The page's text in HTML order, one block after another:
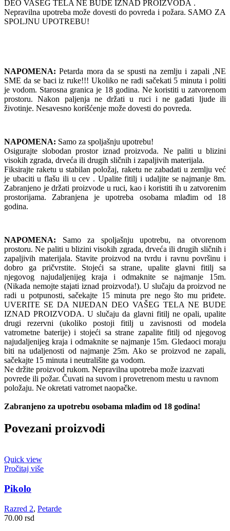
DEO VAŠEG TELA NE BUDE IZNAD PROIZVODA .
Nepravilna upotreba može dovesti do povreda i požara. SAMO ZA
SPOLJNU UPOTREBU!
NAPOMENA: Petarda mora da se spusti na zemlju i zapali ,NE
SME da se baci iz ruke!!! Ukoliko ne radi sačekati 5 minuta i politi
je vodom. Starosna granica je 18 godina. Ne koristiti u zatvorenom
prostoru. Nakon paljenja ne držati u ruci i ne gađati ljude ili
životinje. Nesavesno korišćenje može dovesti do povreda.
NAPOMENA: Samo za spoljašnju upotrebu!
Osigurajte slobodan prostor iznad proizvoda. Ne paliti u blizini
visokih zgrada, drveća ili drugih sličnih i zapaljivih materijala.
Fiksirajte raketu u stabilan položaj, raketu ne zabadati u zemlju već
je ubaciti u flašu ili u cev . Upalite fitilj i udaljite se najmanje 8m.
Zabranjeno je držati proizvode u ruci, kao i koristiti ih u zatvorenim
prostorijama. Zabranjena je upotreba osobama mlađim od 18
godina.
NAPOMENA: Samo za spoljašnju upotrebu, na otvorenom
prostoru. Ne paliti u blizini visokih zgrada, drveća ili drugih sličnih i
zapaljivih materijala. Stavite proizvod na tvrdu i ravnu površinu i
dobro ga pričvrstite. Stojeći sa strane, upalite glavni fitilj sa
njegovog najudaljenijeg kraja i odmaknite se najmanje 15m.
(Nikada nemojte stajati iznad proizvoda!). U slučaju da proizvod ne
radi u potpunosti, sačekajte 15 minuta pre nego što mu priđete.
UVERITE SE DA NIJEDAN DEO VAŠEG TELA NE BUDE
IZNAD PROIZVODA. U slučaju da glavni fitilj ne opali, upalite
drugi rezervni (ukoliko postoji fitilj u zavisnosti od modela
vatrometne baterije) i stojeći sa strane zapalite fitilj od njegovog
najudaljenijeg kraja i odmaknite se najmanje 15m. Gledaoci moraju
biti na udaljenosti od najmanje 25m. Ako se proizvod ne zapali,
sačekajte 15 minuta i neutrališite ga vodom.
Ne držite proizvod rukom. Nepravilna upotreba može izazvati
povrede ili požar. Čuvati na suvom i provetrenom mestu u ravnom
položaju. Ne okretati vatromet naopačke.
Zabranjeno za upotrebu osobama mlađim od 18 godina!
Povezani proizvodi
Quick view
Pročitaj više
Pikolo
Razred 2, Petarde
70.00 rsd